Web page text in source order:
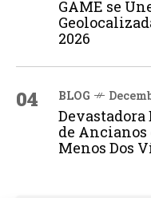
GAME se
2026
04 BLOG
de
Menos Dos